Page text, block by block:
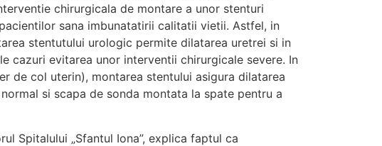
chirurgicala de montare a unor stenturi
sana imbunatatirii calitatii vietii. Astfel, in
stentutului urologic permite dilatarea uretrei si in
cazuri evitarea unor interventii chirurgicale severe. In
de col uterin), montarea stentului asigura dilatarea
si scapa de sonda montata la spate pentru a
Spitalului „Sfantul Iona”, explica faptul ca